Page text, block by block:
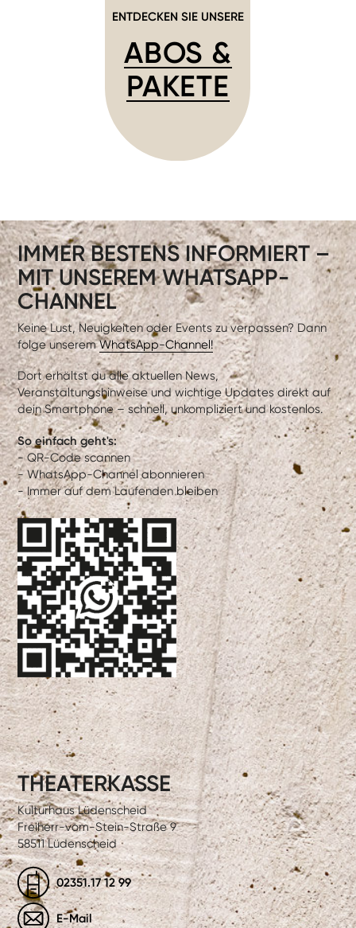
ENTDECKEN SIE UNSERE
ABOS &
PAKETE
IMMER BESTENS INFORMIERT –
MIT UNSEREM WHATSAPP-
CHANNEL
Keine Lust, Neuigkeiten oder Events zu verpassen? Dann
folge unseremWhatsApp-Channel!
Dort erhältst du alle aktuellen News,
Veranstaltungshinweise und wichtige Updates direkt auf
dein Smartphone – schnell, unkompliziert und kostenlos.
So einfach geht's:
- QR-Code scannen
- WhatsApp-Channel abonnieren
- Immer auf dem Laufenden bleiben
THEATERKASSE
Kulturhaus Lüdenscheid
Freiherr-vom-Stein-Straße 9
58511 Lüdenscheid
02351.17 12 99
E-Mail